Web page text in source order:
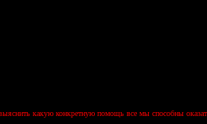
какую конкретную помощь все мы способны